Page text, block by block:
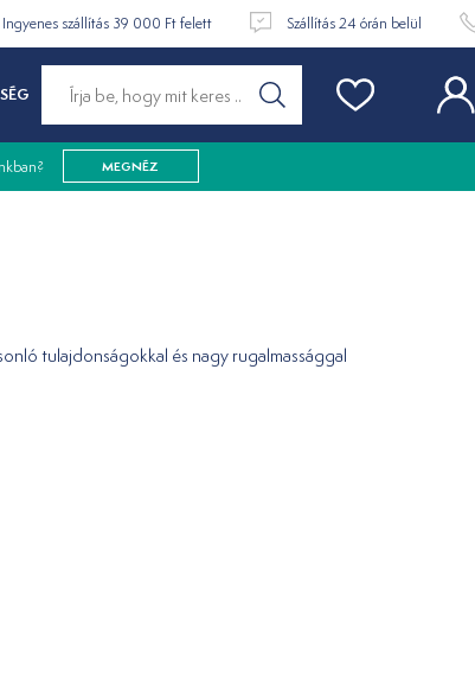
Ingyenes szállítás 39 000 Ft felett Szállítás 24 órán belül
MEGNÉZ
tulajdonságokkal és nagy rugalmassággal